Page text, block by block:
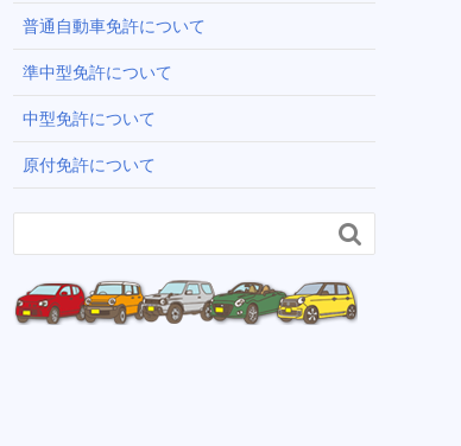
普通自動車免許について
準中型免許について
中型免許について
原付免許について
